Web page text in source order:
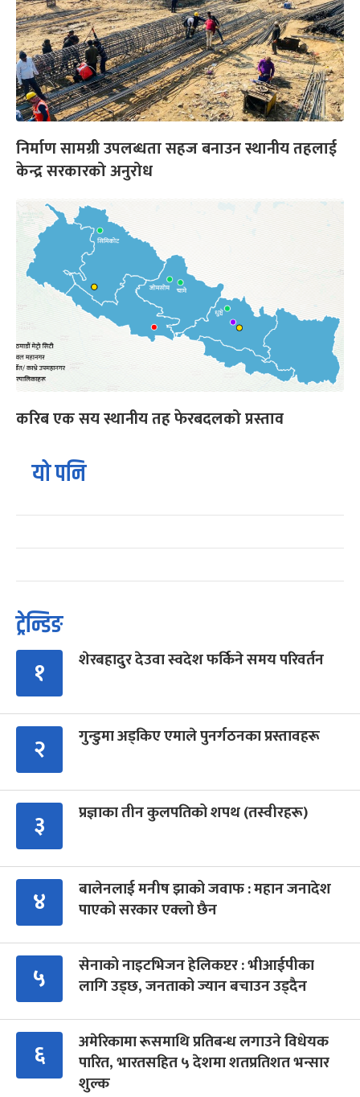
निर्माण सामग्री उपलब्धता सहज बनाउन स्थानीय तहलाई
केन्द्र सरकारको अनुरोध
करिब एक सय स्थानीय तह फेरबदलको प्रस्ताव
यो पनि
ट्रेन्डिङ
१ शेरबहादुर देउवा स्वदेश फर्किने समय परिवर्तन
२ गुन्डुमा अड्किए एमाले पुनर्गठनका प्रस्तावहरू
३ प्रज्ञाका तीन कुलपतिको शपथ (तस्वीरहरू)
४
बालेनलाई मनीष झाको जवाफ : महान जनादेश
पाएको सरकार एक्लो छैन
५
सेनाको नाइटभिजन हेलिकप्टर : भीआईपीका
लागि उड्छ, जनताको ज्यान बचाउन उड्दैन
६
अमेरिकामा रूसमाथि प्रतिबन्ध लगाउने विधेयक
पारित, भारतसहित ५ देशमा शतप्रतिशत भन्सार
शुल्क